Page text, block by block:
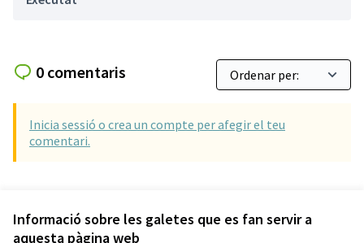
Informació sobre les galetes que es fan servir a
aquesta pàgina web
0 comentaris
Inicia sessió o crea un compte per afegir el teu
comentari.
Versió 7(de 7) veure altres versions